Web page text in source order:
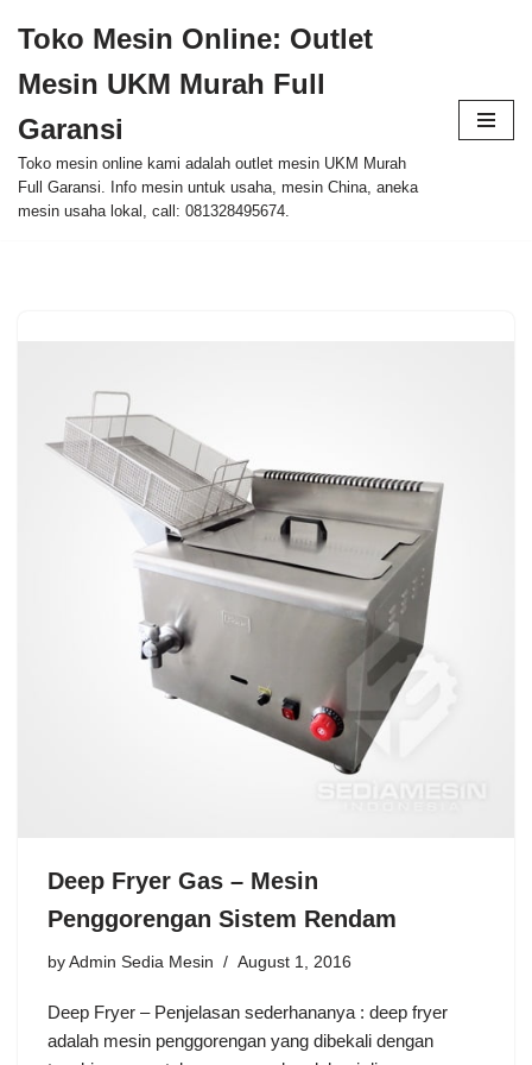
to
content
Toko Mesin Online: Outlet
Mesin UKM Murah Full
Garansi
Toko mesin online kami adalah outlet mesin UKM Murah
Full Garansi. Info mesin untuk usaha, mesin China, aneka
mesin usaha lokal, call: 081328495674.
Deep Fryer Gas – Mesin
Penggorengan Sistem Rendam
by Admin Sedia Mesin August 1, 2016
Deep Fryer – Penjelasan sederhananya : deep fryer
adalah mesin penggorengan yang dibekali dengan